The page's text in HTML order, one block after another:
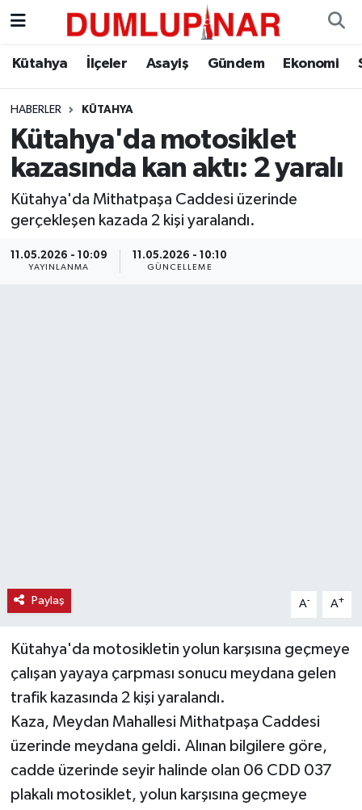
Kütahya İlçeler Asayiş Gündem Ekonomi
HABERLER KÜTAHYA
Kütahya'da motosiklet
kazasında kan aktı: 2 yaralı
Kütahya'da Mithatpaşa Caddesi üzerinde
gerçekleşen kazada 2 kişi yaralandı.
11.05.2026 - 10:09
YAYINLANMA
11.05.2026 - 10:10
GÜNCELLEME
Paylaş A- A+
Kütahya'da motosikletin yolun karşısına geçmeye
çalışan yayaya çarpması sonucu meydana gelen
trafik kazasında 2 kişi yaralandı.
Kaza, Meydan Mahallesi Mithatpaşa Caddesi
üzerinde meydana geldi. Alınan bilgilere göre,
cadde üzerinde seyir halinde olan 06 CDD 037
plakalı motosiklet, yolun karşısına geçmeye
Asayiş
Diğer
Dünya
Ekonomi
Eleman
Sağlık
Siyaset
Spor
Teknoloji
Vasıta
Kütahya Hava Durumu
Kütahya Trafik Yoğunluk Haritası
Süper Lig Puan Durumu ve Fikstür
Son Dakika Haberleri
Haber Arşivi